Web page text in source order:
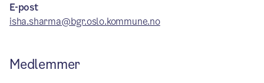
E-post
isha.sharma@bgr.oslo.kommune.no
Medlemmer